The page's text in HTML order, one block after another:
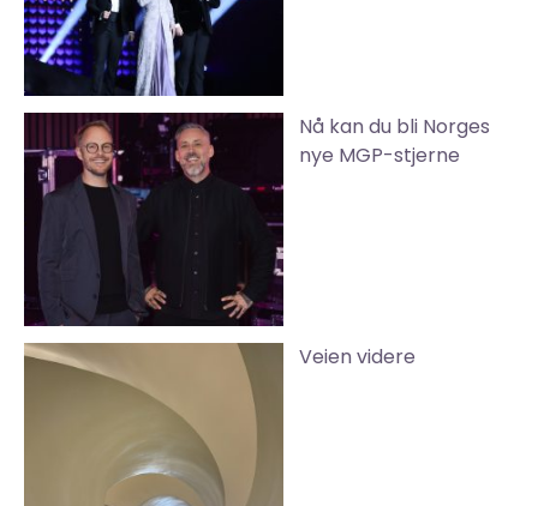
Nå kan du bli Norges
nye MGP-stjerne
Veien videre